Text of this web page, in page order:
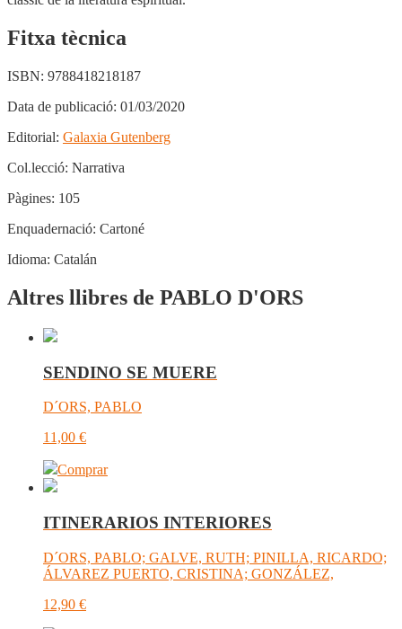
Fitxa tècnica
ISBN: 9788418218187
Data de publicació: 01/03/2020
Editorial: Galaxia Gutenberg
Col.lecció: Narrativa
Pàgines: 105
Enquadernació: Cartoné
Idioma: Catalán
Altres llibres de PABLO D'ORS
SENDINO SE MUERE
D´ORS, PABLO
11,00 €
Comprar
ITINERARIOS INTERIORES
D´ORS, PABLO; GALVE, RUTH; PINILLA, RICARDO;
ÁLVAREZ PUERTO, CRISTINA; GONZÁLEZ,
12,90 €